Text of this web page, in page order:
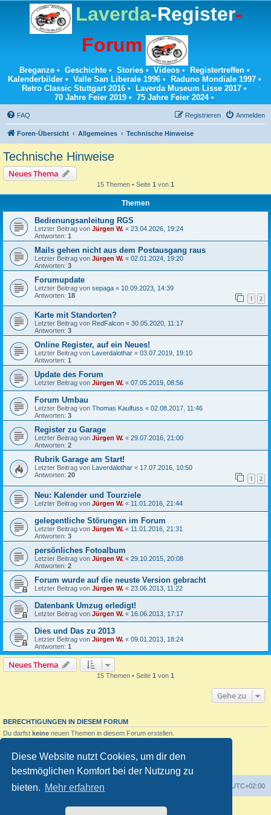
Diese Website nutzt Cookies, um dir den
bestmöglichen Komfort bei der Nutzung zu
bieten. Mehr erfahren
Laverda-Register-
Forum
Breganze• Geschichte• Stories• Videos• Registertreffen•
Kalenderbilder• Valle San Liberale 1996• Raduno Mondiale 1997•
Retro Classic Stuttgart 2016 • Laverda Museum Lisse 2017 •
70 Jahre Feier 2019 • 75 Jahre Feier 2024•
FAQ Anmelden
Registrieren
Foren-Übersicht Allgemeines Technische Hinweise
Technische Hinweise
Neues Thema
15 Themen • Seite 1 von 1
Themen
Bedienungsanleitung RGS
Letzter Beitrag von Jürgen W. « 23.04.2026, 19:24
Antworten: 1
Mails gehen nicht aus dem Postausgang raus
Letzter Beitrag von Jürgen W. « 02.01.2024, 19:20
Antworten: 3
Forumupdate
Letzter Beitrag von sepaga « 10.09.2023, 14:39
Antworten: 18 1 2
Karte mit Standorten?
Letzter Beitrag von RedFalcon « 30.05.2020, 11:17
Antworten: 3
Online Register, auf ein Neues!
Letzter Beitrag von Laverdalothar « 03.07.2019, 19:10
Antworten: 1
Update des Forum
Letzter Beitrag von Jürgen W. « 07.05.2019, 08:56
Forum Umbau
Letzter Beitrag von Thomas Kaulfuss « 02.08.2017, 11:46
Antworten: 3
Register zu Garage
Letzter Beitrag von Jürgen W. « 29.07.2016, 21:00
Antworten: 2
Rubrik Garage am Start!
Letzter Beitrag von Laverdalothar « 17.07.2016, 10:50
Antworten: 20 1 2
Neu: Kalender und Tourziele
Letzter Beitrag von Jürgen W. « 11.01.2016, 21:44
gelegentliche Störungen im Forum
Letzter Beitrag von Jürgen W. « 11.01.2016, 21:31
Antworten: 3
persönliches Fotoalbum
Letzter Beitrag von Jürgen W. « 29.10.2015, 20:08
Antworten: 2
Forum wurde auf die neuste Version gebracht
Letzter Beitrag von Jürgen W. « 23.06.2013, 11:22
Datenbank Umzug erledigt!
Letzter Beitrag von Jürgen W. « 16.06.2013, 17:17
Dies und Das zu 2013
Letzter Beitrag von Jürgen W. « 09.01.2013, 18:24
Antworten: 1
Neues Thema
15 Themen • Seite 1 von 1
Gehe zu
BERECHTIGUNGEN IN DIESEM FORUM
Du darfst keine neuen Themen in diesem Forum erstellen.
Du darfst deine Beiträge in diesem Forumnichtlöschen.
Du darfst
keine Dateianhänge in diesem Forum erstellen.
Foren-Übersicht UTC+02:00
Powered byphpBB® Forum Software © phpBB Limited